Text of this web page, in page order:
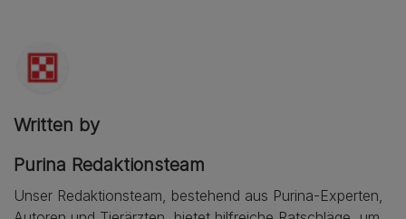
Written by
Purina Redaktionsteam
Unser Redaktionsteam, bestehend aus Purina-Experten,